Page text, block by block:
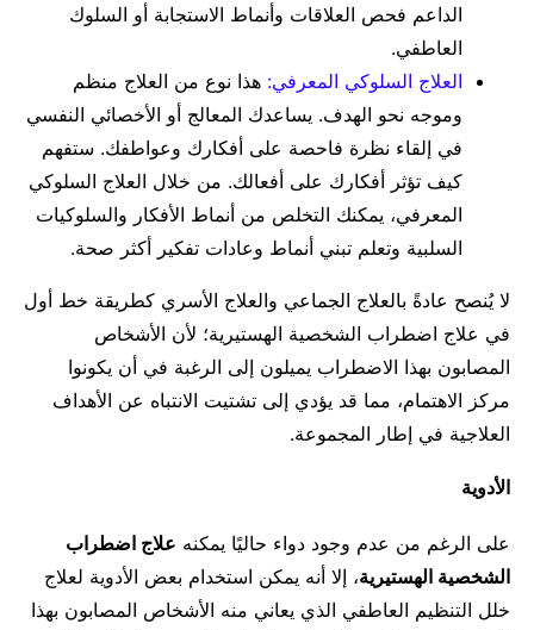
الداعم فحص العلاقات وأنماط الاستجابة أو السلوك
العاطفي.
العلاج السلوكي المعرفي: هذا نوع من العلاج منظم
وموجه نحو الهدف. يساعدك المعالج أو الأخصائي النفسي
في إلقاء نظرة فاحصة على أفكارك وعواطفك. ستفهم
كيف تؤثر أفكارك على أفعالك. من خلال العلاج السلوكي
المعرفي، يمكنك التخلص من أنماط الأفكار والسلوكيات
السلبية وتعلم تبني أنماط وعادات تفكير أكثر صحة.
لا يُنصح عادةً بالعلاج الجماعي والعلاج الأسري كطريقة خط أول
في علاج اضطراب الشخصية الهستيرية؛ لأن الأشخاص
المصابون بهذا الاضطراب يميلون إلى الرغبة في أن يكونوا
مركز الاهتمام، مما قد يؤدي إلى تشتيت الانتباه عن الأهداف
العلاجية في إطار المجموعة.
الأدوية
على الرغم من عدم وجود دواء حاليًا يمكنه علاج اضطراب
الشخصية الهستيرية، إلا أنه يمكن استخدام بعض الأدوية لعلاج
خلل التنظيم العاطفي الذي يعاني منه الأشخاص المصابون بهذا